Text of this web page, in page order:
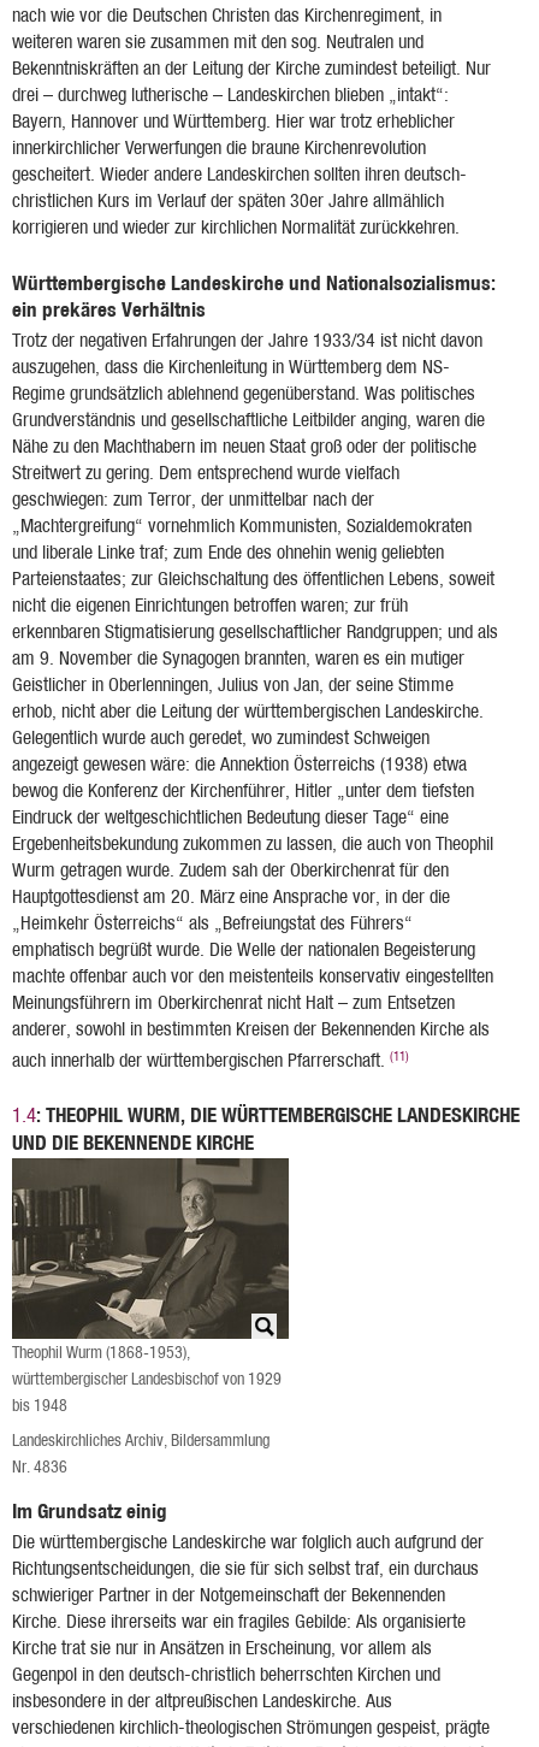
nach wie vor die Deutschen Christen das Kirchenregiment, in
weiteren waren sie zusammen mit den sog. Neutralen und
Bekenntniskräften an der Leitung der Kirche zumindest beteiligt. Nur
drei – durchweg lutherische – Landeskirchen blieben „intakt“:
Bayern, Hannover und Württemberg. Hier war trotz erheblicher
innerkirchlicher Verwerfungen die braune Kirchenrevolution
gescheitert. Wieder andere Landeskirchen sollten ihren deutsch-
christlichen Kurs im Verlauf der späten 30er Jahre allmählich
korrigieren und wieder zur kirchlichen Normalität zurückkehren.
Württembergische Landeskirche und Nationalsozialismus:
ein prekäres Verhältnis
Trotz der negativen Erfahrungen der Jahre 1933/34 ist nicht davon
auszugehen, dass die Kirchenleitung in Württemberg dem NS-
Regime grundsätzlich ablehnend gegenüberstand. Was politisches
Grundverständnis und gesellschaftliche Leitbilder anging, waren die
Nähe zu den Machthabern im neuen Staat groß oder der politische
Streitwert zu gering. Dem entsprechend wurde vielfach
geschwiegen: zum Terror, der unmittelbar nach der
„Machtergreifung“ vornehmlich Kommunisten, Sozialdemokraten
und liberale Linke traf; zum Ende des ohnehin wenig geliebten
Parteienstaates; zur Gleichschaltung des öffentlichen Lebens, soweit
nicht die eigenen Einrichtungen betroffen waren; zur früh
erkennbaren Stigmatisierung gesellschaftlicher Randgruppen; und als
am 9. November die Synagogen brannten, waren es ein mutiger
Geistlicher in Oberlenningen, Julius von Jan, der seine Stimme
erhob, nicht aber die Leitung der württembergischen Landeskirche.
Gelegentlich wurde auch geredet, wo zumindest Schweigen
angezeigt gewesen wäre: die Annektion Österreichs (1938) etwa
bewog die Konferenz der Kirchenführer, Hitler „unter dem tiefsten
Eindruck der weltgeschichtlichen Bedeutung dieser Tage“ eine
Ergebenheitsbekundung zukommen zu lassen, die auch von Theophil
Wurm getragen wurde. Zudem sah der Oberkirchenrat für den
Hauptgottesdienst am 20. März eine Ansprache vor, in der die
„Heimkehr Österreichs“ als „Befreiungstat des Führers“
emphatisch begrüßt wurde. Die Welle der nationalen Begeisterung
machte offenbar auch vor den meistenteils konservativ eingestellten
Meinungsführern im Oberkirchenrat nicht Halt – zum Entsetzen
anderer, sowohl in bestimmten Kreisen der Bekennenden Kirche als
auch innerhalb der württembergischen Pfarrerschaft. (11)
1.4: THEOPHIL WURM, DIE WÜRTTEMBERGISCHE LANDESKIRCHE
UND DIE BEKENNENDE KIRCHE
Theophil Wurm (1868-1953),
württembergischer Landesbischof von 1929
bis 1948
Landeskirchliches Archiv, Bildersammlung
Nr. 4836
Im Grundsatz einig
Die württembergische Landeskirche war folglich auch aufgrund der
Richtungsentscheidungen, die sie für sich selbst traf, ein durchaus
schwieriger Partner in der Notgemeinschaft der Bekennenden
Kirche. Diese ihrerseits war ein fragiles Gebilde: Als organisierte
Kirche trat sie nur in Ansätzen in Erscheinung, vor allem als
Gegenpol in den deutsch-christlich beherrschten Kirchen und
insbesondere in der altpreußischen Landeskirche. Aus
verschiedenen kirchlich-theologischen Strömungen gespeist, prägte